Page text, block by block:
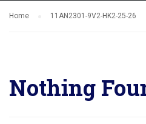
Home 11AN2301-9V2-HK2-25-26
Nothing